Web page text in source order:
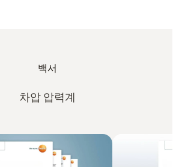
백서
차압 압력계